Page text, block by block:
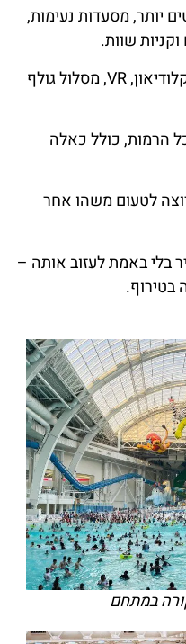
יותר, מסעדות נעימות,
שוות.
קבוצות חברים – פארק ניקלודיאון, VR, מסלול גולף
הרמות, כולל כאלה
לטעום משהו אחר
בלי באמת לעזוב אותה –
בטירוף.
במתחם